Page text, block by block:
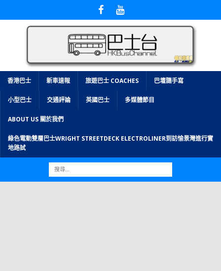
香港巴士 新車速報 旅遊巴士 COACHES 巴壇隨手寫
小型巴士 交通評論 英國巴士 多媒體節目
ABOUT US 關於我們
綠色電動雙層巴士WRIGHT STREETDECK ELECTROLINER到訪愉景灣進行實
地路試